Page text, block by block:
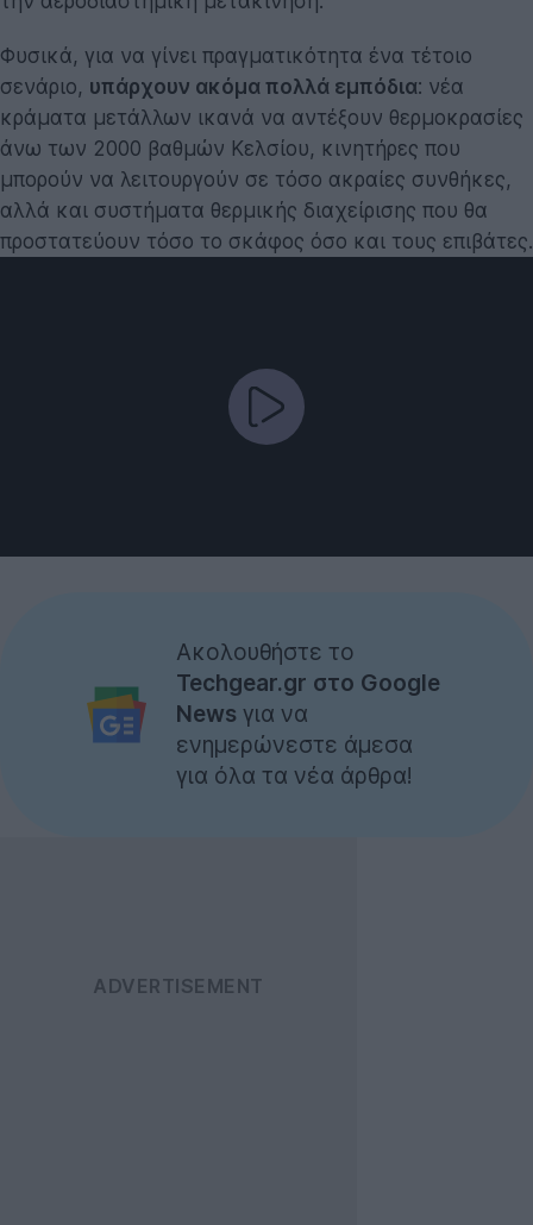
Φυσικά, για να γίνει πραγματικότητα ένα τέτοιο
σενάριο, υπάρχουν ακόμα πολλά εμπόδια: νέα
κράματα μετάλλων ικανά να αντέξουν θερμοκρασίες
άνω των 2000 βαθμών Κελσίου, κινητήρες που
μπορούν να λειτουργούν σε τόσο ακραίες συνθήκες,
αλλά και συστήματα θερμικής διαχείρισης που θα
προστατεύουν τόσο το σκάφος όσο και τους επιβάτες.
Ακολουθήστε το
Techgear.gr στο Google
News για να
ενημερώνεστε άμεσα
για όλα τα νέα άρθρα!